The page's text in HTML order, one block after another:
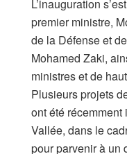
L’inauguration
premier ministre,
de la Défense et
Mohamed Zaki,
ministres et de
Plusieurs projets
ont été
Vallée, dans le
pour parvenir à un